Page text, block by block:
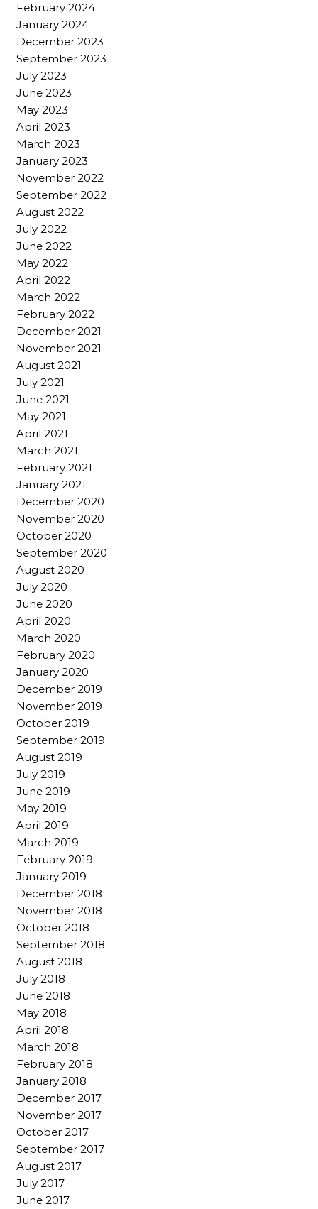
February 2024
January 2024
December 2023
September 2023
July 2023
June 2023
May 2023
April 2023
March 2023
January 2023
November 2022
September 2022
August 2022
July 2022
June 2022
May 2022
April 2022
March 2022
February 2022
December 2021
November 2021
August 2021
July 2021
June 2021
May 2021
April 2021
March 2021
February 2021
January 2021
December 2020
November 2020
October 2020
September 2020
August 2020
July 2020
June 2020
April 2020
March 2020
February 2020
January 2020
December 2019
November 2019
October 2019
September 2019
August 2019
July 2019
June 2019
May 2019
April 2019
March 2019
February 2019
January 2019
December 2018
November 2018
October 2018
September 2018
August 2018
July 2018
June 2018
May 2018
April 2018
March 2018
February 2018
January 2018
December 2017
November 2017
October 2017
September 2017
August 2017
July 2017
June 2017